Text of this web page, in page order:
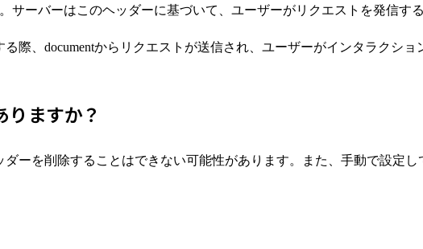
サーバーはこのヘッダーに基づいて、ユーザーがリクエストを発信す
際、documentからリクエストが送信され、ユーザーがインタラクショ
りますか？
ーを削除することはできない可能性があります。また、手動で設定